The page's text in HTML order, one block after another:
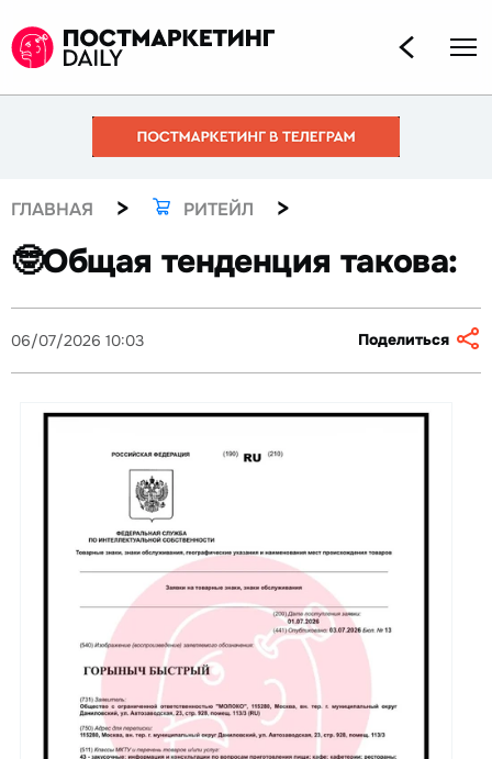
ГЛАВНАЯ > РИТЕЙЛ >
🤓Общая тенденция такова:
06/07/2026 10:03 Поделиться